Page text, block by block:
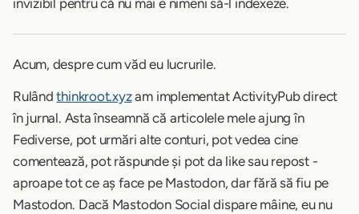
Acum, despre cum văd eu lucrurile.
Rulândthinkroot.xyzam implementat ActivityPub direct
în jurnal. Asta înseamnă că articolele mele ajung în
Fediverse, pot urmări alte conturi, pot vedea cine
comentează, pot răspunde și pot da like sau repost -
aproape tot ce aș face pe Mastodon, dar fără să fiu pe
Mastodon. Dacă Mastodon Social dispare mâine, eu nu